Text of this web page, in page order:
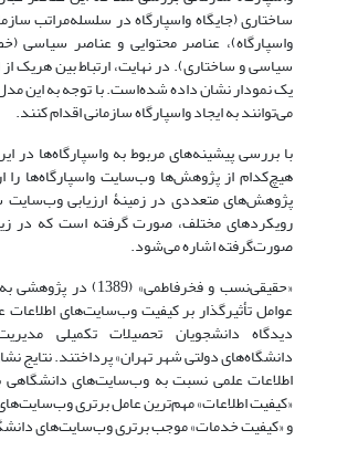
ساختاری (جایگاه واسپارگاه در سلسله‌مراتب
واسپارگاه)، عناصر محتوایی و عناصر سیاسی
سیاسی و ساختاری). در نهایت، ارتباط بین هریک
یک نمودار نشان داده شده‌است. با توجه به این
می‌توانند به ایجاد واسپارگاه سازمانی اقدام کنند.
با بررسی پیشینه‌های مربوط به واسپارگاه‌ها در
هیچ‌کدام از پژوهش‌ها وب‌سایت واسپارگاه‌ها را
پژوهش‌های متعددی در زمینۀ ارزیابی وب‌سایت
رویکردهای مختلف، صورت گرفته است که در
صورت‌گرفته اشاره می‌شود.
«حقیقی‌نسب و فخرفاطمی»
عوامل تأثیرگذار بر کیفیت وب‌سایت‌های اطلاعات
دیدگاه دانشجویان تحصیلات تکمیلی
دانشگاه‌های دولتی شهر تهران» پرداختند. نتایج
اطلاعات علمی نسبت به وب‌سایت‌های دانشگاهی
«کیفیت اطلاعات» مهم‌ترین عامل برتری
و «کیفیت خدمات» موجب برتری وب‌سایت‌های